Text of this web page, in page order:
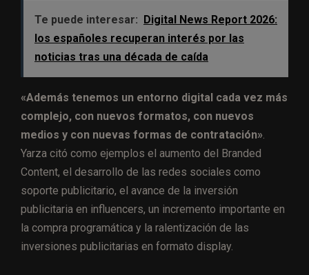
Te puede interesar: Digital News Report 2026:
los españoles recuperan interés por las
noticias tras una década de caída
«Además tenemos un entorno digital cada vez más
complejo, con nuevos formatos, con nuevos
medios y con nuevas formas de contratación»
Yarza citó como ejemplos el aumento del Branded
Content, el desarrollo de las redes sociales como
soporte publicitario, el avance de la inversión
publicitaria en influencers, un incremento importante en
la compra programática y la ralentización de las
inversiones publicitarias en formato display.